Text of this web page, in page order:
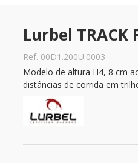
Lurbel TRACK
Ref. 00D1.200U.0003
Modelo de altura H4, 8 cm
distâncias de corrida em